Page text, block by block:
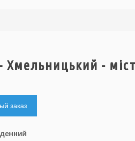
Хмельницький -
заказ